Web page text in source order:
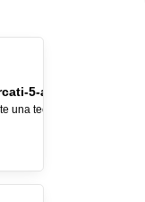
5-ago-26
una tecnica